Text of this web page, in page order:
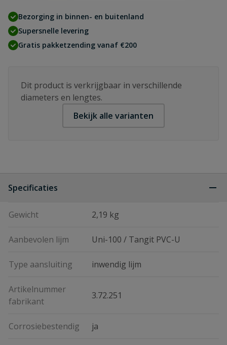
Bezorging in binnen- en buitenland
Supersnelle levering
Gratis pakketzending vanaf €200
Dit product is verkrijgbaar in verschillende
diameters en lengtes.
Bekijk alle varianten
Specificaties
Gewicht 2,19 kg
Aanbevolen lijm Uni-100 / Tangit PVC-U
Type aansluiting inwendig lijm
Artikelnummer
fabrikant
3.72.251
Corrosiebestendig ja